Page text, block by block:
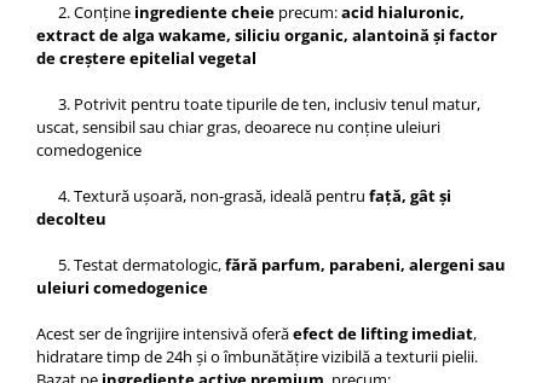
2. Conține ingrediente cheie precum:acid hialuronic,
extract de alga wakame, siliciu organic, alantoină și factor
de creștere epitelial vegetal
3. Potrivit pentru toate tipurile de ten, inclusiv tenul matur,
uscat, sensibil sau chiar gras, deoarece nu conține uleiuri
comedogenice
4. Textură ușoară, non-grasă, ideală pentru față, gât și
decolteu
5. Testat dermatologic,fără parfum, parabeni, alergeni sau
uleiuri comedogenice
Acest ser de îngrijire intensivă oferăefect de lifting imediat,
hidratare timp de 24h și o îmbunătățire vizibilă a texturii pielii.